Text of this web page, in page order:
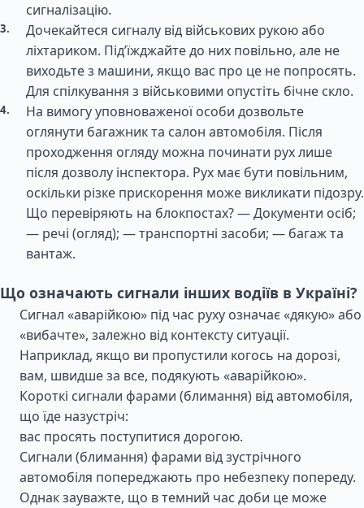
сигналізацію.
Дочекайтеся сигналу від військових рукою або
ліхтариком. Під’їжджайте до них повільно, але не
виходьте з машини, якщо вас про це не попросять.
Для спілкування з військовими опустіть бічне скло.
На вимогу уповноваженої особи дозвольте
оглянути багажник та салон автомобіля. Після
проходження огляду можна починати рух лише
після дозволу інспектора. Рух має бути повільним,
оскільки різке прискорення може викликати підозру.
Що перевіряють на блокпостах? — Документи осіб;
— речі (огляд); — транспортні засоби; — багаж та
вантаж.
Що означають сигнали інших водіїв в Україні?
Сигнал «аварійкою» під час руху означає «дякую» або
«вибачте», залежно від контексту ситуації.
Наприклад, якщо ви пропустили когось на дорозі,
вам, швидше за все, подякують «аварійкою».
Короткі сигнали фарами (блимання) від автомобіля,
що їде назустріч:
вас просять поступитися дорогою.
Сигнали (блимання) фарами від зустрічного
автомобіля попереджають про небезпеку попереду.
Однак зауважте, що в темний час доби це може